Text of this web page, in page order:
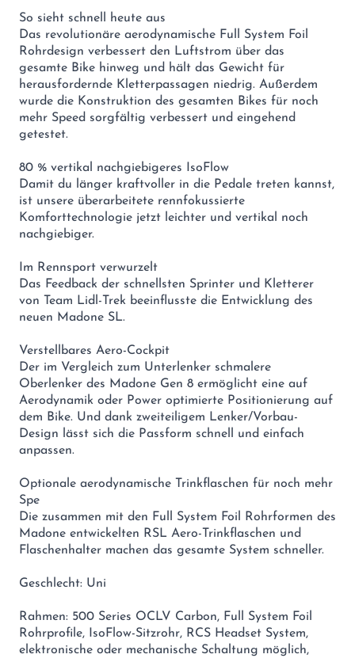
So sieht schnell heute aus
Das revolutionäre aerodynamische Full System Foil
Rohrdesign verbessert den Luftstrom über das
gesamte Bike hinweg und hält das Gewicht für
herausfordernde Kletterpassagen niedrig. Außerdem
wurde die Konstruktion des gesamten Bikes für noch
mehr Speed sorgfältig verbessert und eingehend
getestet.
80 % vertikal nachgiebigeres IsoFlow
Damit du länger kraftvoller in die Pedale treten kannst,
ist unsere überarbeitete rennfokussierte
Komforttechnologie jetzt leichter und vertikal noch
nachgiebiger.
Im Rennsport verwurzelt
Das Feedback der schnellsten Sprinter und Kletterer
von Team Lidl-Trek beeinflusste die Entwicklung des
neuen Madone SL.
Verstellbares Aero-Cockpit
Der im Vergleich zum Unterlenker schmalere
Oberlenker des Madone Gen 8 ermöglicht eine auf
Aerodynamik oder Power optimierte Positionierung auf
dem Bike. Und dank zweiteiligem Lenker/Vorbau-
Design lässt sich die Passform schnell und einfach
anpassen.
Optionale aerodynamische Trinkflaschen für noch mehr
Spe
Die zusammen mit den Full System Foil Rohrformen des
Madone entwickelten RSL Aero-Trinkflaschen und
Flaschenhalter machen das gesamte System schneller.
Geschlecht: Uni
Rahmen: 500 Series OCLV Carbon, Full System Foil
Rohrprofile, IsoFlow-Sitzrohr, RCS Headset System,
elektronische oder mechanische Schaltung möglich,